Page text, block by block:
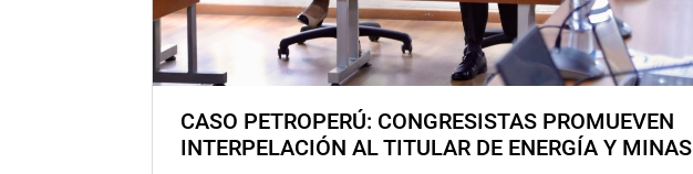
CASO PETROPERÚ: CONGRESISTAS PROMUEVEN
INTERPELACIÓN AL TITULAR DE ENERGÍA Y MINAS